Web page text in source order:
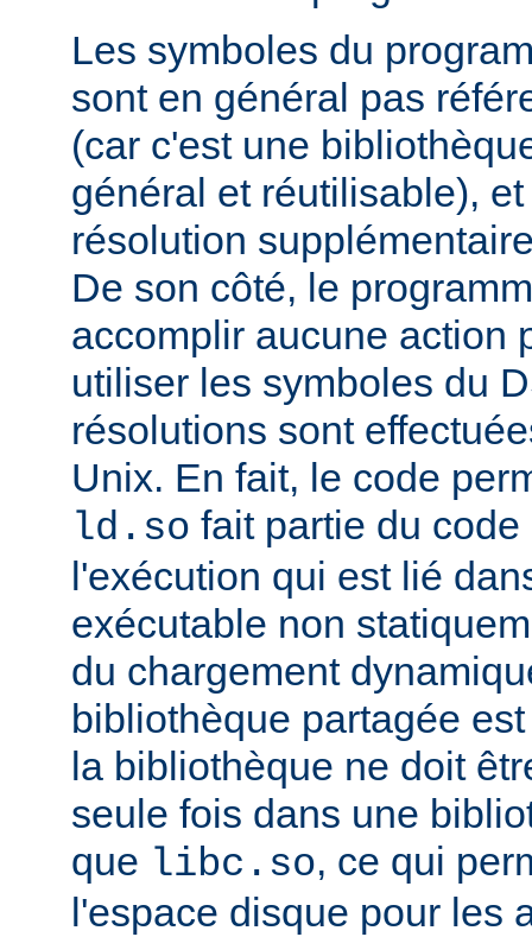
Les symboles du
sont en général pas
(car c'est une
général et réutilisable),
résolution
De son côté, le
accomplir aucune action
utiliser les symboles du
résolutions sont
Unix. En fait, le code
ld.so fait partie du
l'exécution qui est lié
exécutable non
du chargement
bibliothèque partagée
la bibliothèque ne doit
seule fois dans une
que libc.so, ce qui
l'espace disque pour les